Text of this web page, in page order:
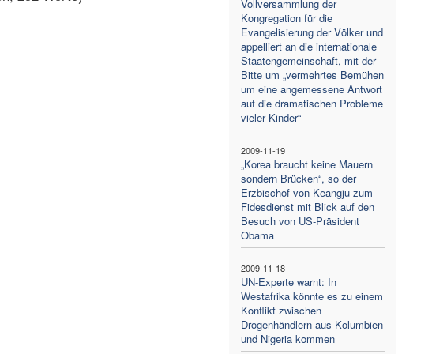
Vollversammlung der
Kongregation für die
Evangelisierung der Völker und
appelliert an die internationale
Staatengemeinschaft, mit der
Bitte um „vermehrtes Bemühen
um eine angemessene Antwort
auf die dramatischen Probleme
vieler Kinder“
2009-11-19
„Korea braucht keine Mauern
sondern Brücken“, so der
Erzbischof von Keangju zum
Fidesdienst mit Blick auf den
Besuch von US-Präsident
Obama
2009-11-18
UN-Experte warnt: In
Westafrika könnte es zu einem
Konflikt zwischen
Drogenhändlern aus Kolumbien
und Nigeria kommen